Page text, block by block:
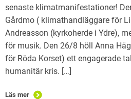
senaste klimatmanifestationer!
Gårdmo ( klimathandläggare för
Andreasson (kyrkoherde i Ydre),
för musik. Den 26/8 höll Anna
för Röda Korset) ett engagerade
humanitär kris. […]
Läs mer